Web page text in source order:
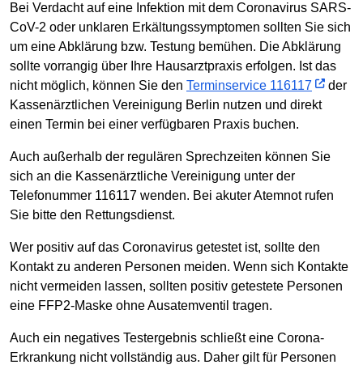
Bei Verdacht auf eine Infektion mit dem Coronavirus SARS-
CoV-2 oder unklaren Erkältungssymptomen sollten Sie sich
um eine Abklärung bzw. Testung bemühen. Die Abklärung
sollte vorrangig über Ihre Hausarztpraxis erfolgen. Ist das
nicht möglich, können Sie den Terminservice 116117
der
Kassenärztlichen Vereinigung Berlin nutzen und direkt
einen Termin bei einer verfügbaren Praxis buchen.
Auch außerhalb der regulären Sprechzeiten können Sie
sich an die Kassenärztliche Vereinigung unter der
Telefonummer 116117 wenden. Bei akuter Atemnot rufen
Sie bitte den Rettungsdienst.
Wer positiv auf das Coronavirus getestet ist, sollte den
Kontakt zu anderen Personen meiden. Wenn sich Kontakte
nicht vermeiden lassen, sollten positiv getestete Personen
eine FFP2-Maske ohne Ausatemventil tragen.
Auch ein negatives Testergebnis schließt eine Corona-
Erkrankung nicht vollständig aus. Daher gilt für Personen